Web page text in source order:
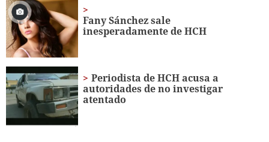
Fany Sánchez sale
inesperadamente de HCH
Periodista de HCH acusa a
autoridades de no investigar
atentado